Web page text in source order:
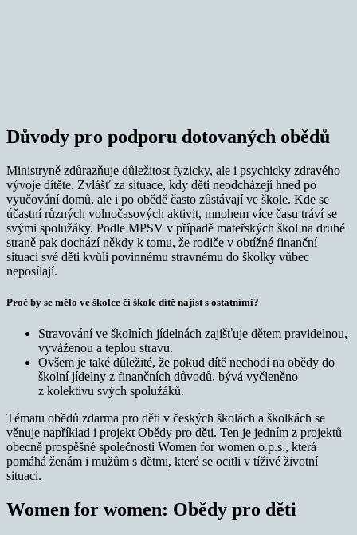
Důvody pro podporu dotovaných obědů
Ministryně zdůrazňuje důležitost fyzicky, ale i psychicky zdravého
vývoje dítěte. Zvlášť za situace, kdy děti neodcházejí hned po
vyučování domů, ale i po obědě často zůstávají ve škole. Kde se
účastní různých volnočasových aktivit, mnohem více času tráví se
svými spolužáky. Podle MPSV v případě mateřských škol na druhé
straně pak dochází někdy k tomu, že rodiče v obtížné finanční
situaci své děti kvůli povinnému stravnému do školky vůbec
neposílají.
Proč by se mělo ve školce či škole dítě najíst s ostatními?
Stravování ve školních jídelnách zajišťuje dětem pravidelnou,
vyváženou a teplou stravu.
Ovšem je také důležité, že pokud dítě nechodí na obědy do
školní jídelny z finančních důvodů, bývá vyčleněno
z kolektivu svých spolužáků.
Tématu obědů zdarma pro děti v českých školách a školkách se
věnuje například i projekt Obědy pro děti. Ten je jedním z projektů
obecně prospěšné společnosti Women for women o.p.s., která
pomáhá ženám i mužům s dětmi, které se ocitli v tíživé životní
situaci.
Women for women: Obědy pro děti